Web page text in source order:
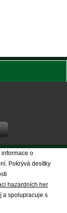
o
Pokrývá desítky
hazardních her
a spolupracuje s